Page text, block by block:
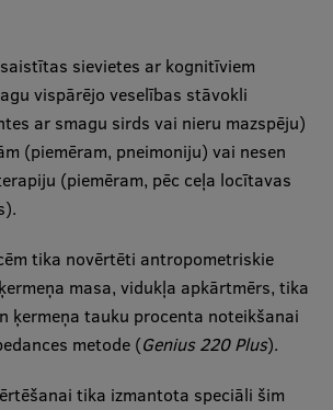
sievietes ar kognitīviem
vispārējo veselības stāvokli
ar smagu sirds vai nieru mazspēju)
(piemēram, pneimoniju) vai nesen
(piemēram, pēc ceļa locītavas
tika novērtēti antropometriskie
masa, vidukļa apkārtmērs, tika
ķermeņa tauku procenta noteikšanai
metode (Genius 220 Plus).
tika izmantota speciāli šim